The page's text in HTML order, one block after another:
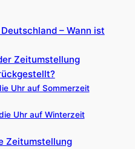
– Wann ist
Zeitumstellung
Uhr auf Sommerzeit
Uhr auf Winterzeit
Zeitumstellung